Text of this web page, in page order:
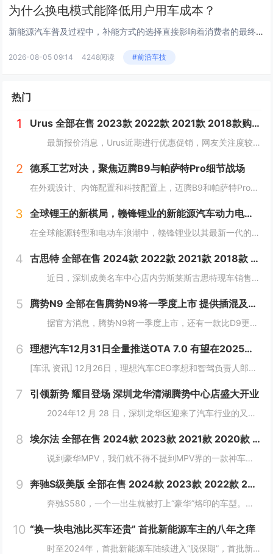
为什么换电模式能降低用户用车成本？
新能源汽车普及过程中，补能方式的选择直接影响着消费者的最终支出。相较于传统的充电模式，车电分离的运营方案为车主提供了更为...
2026-08-05 09:14 4248阅读 #前沿车技
热门
1 Urus 全部在售 2023款 2022款 2021款 2018款购Urus享5.4万优惠 欢迎到店试驾
最新报价消息，Urus近期进行优惠促销，网友关注度较高，对Urus这款车型有兴趣的网友，可参考以下报价：...
2 德系工艺对决，聚焦迈腾B9与帕萨特Pro细节战场
在外观设计、内饰配置和科技配置上，迈腾B9和帕萨特Pro都有着一定的拥趸。作为B级车产品，两款车紧贴消费者需求，在同级别车型中都是性能翘楚。那么，该怎么选择呢？本文将对以上方面进行详细对比，为车友们提供选择建议。 风...
3 全球锂王的新棋局，赣锋锂业的新能源汽车动力电池革命
在全球能源转型和电动车浪潮中，赣锋锂业以其最新一代的动力电池产品——锋行电池，为市场带来了革新性的技术突破。这款高性能电芯不仅在能量密度、成组效率等关键性能指标上超越了行业标准，而且在安全性和环境适应性方面也设立了新的行业标杆。...
4 古思特 全部在售 2024款 2022款 2021款 2018款 2016款 2015款深圳成美名车中心劳斯莱斯古思特限时优惠 目前503万元起售
近日，深圳成美名车中心店内劳斯莱斯古思特现车销售，颜色可选，感兴趣的朋友可以到店咨询购买，详情见下表：...
5 腾势N9 全部在售腾势N9将一季度上市 提供插混及纯电版
据官方消息，腾势N9将一季度上市，还有一款比D9更大更强MPV将推出。新车定位大型旗舰SUV，将搭载易三方。 &nb...
6 理想汽车12月31日全量推送OTA 7.0 有望在2025年实现L3级自动驾驶
[车讯 资讯] 12月26日，理想汽车CEO李想和智驾负责人郎咸朋在直播中讲解了理想汽车在智驾方面的发展动向。理想汽车将在12月31日全量推送OTA 7.0给AD Max用户。按照理想现在的端到端+VLM体系继续迭代，有望在2025...
7 引领新势 耀目登场 深圳龙华清湖腾势中心店盛大开业
2024年12 月 28 日，深圳龙华区迎来了汽车行业的又一大盛事——深圳龙华清湖腾势中心盛大开业，标志着腾势品牌在深圳区域布局的进一步拓展，为满...
8 埃尔法 全部在售 2024款 2023款 2021款 2020款 2019款 2018款2024款国六丰田埃尔法酬宾让利 大空间合理布局
说到豪华MPV，我们就不得不提到MPV界的一款神车，那就是"丰田埃尔法"，丰田埃尔法拥有轿车般的舒适度，所以它一直以来都是作为各大公司企业的行政用车。埃尔法...
9 奔驰S级美版 全部在售 2024款 2023款 2022款 2021款 2019款 2018款成都迪兴行汽车平行进口奔驰S级价格最低146万起 售全国
奔驰S580，一个一出生就被打上“豪华”烙印的车型。新车简约又不失精致，大灯和尾灯的光带交相呼应，可以让司机更从容地驾驶车辆。 &nbs...
10 “换一块电池比买车还贵” 首批新能源车主的八年之痒
时至2024年，首批新能源车陆续进入“脱保期”，首批新能源汽车车主正陷入换车还是换电池的两难境地。想要更换老龄电池就将面临天价账单，换电费用甚至高于旧车残值，成为不少车主的烦恼。 工信部等部委明确规定，自2016年起，乘用车...